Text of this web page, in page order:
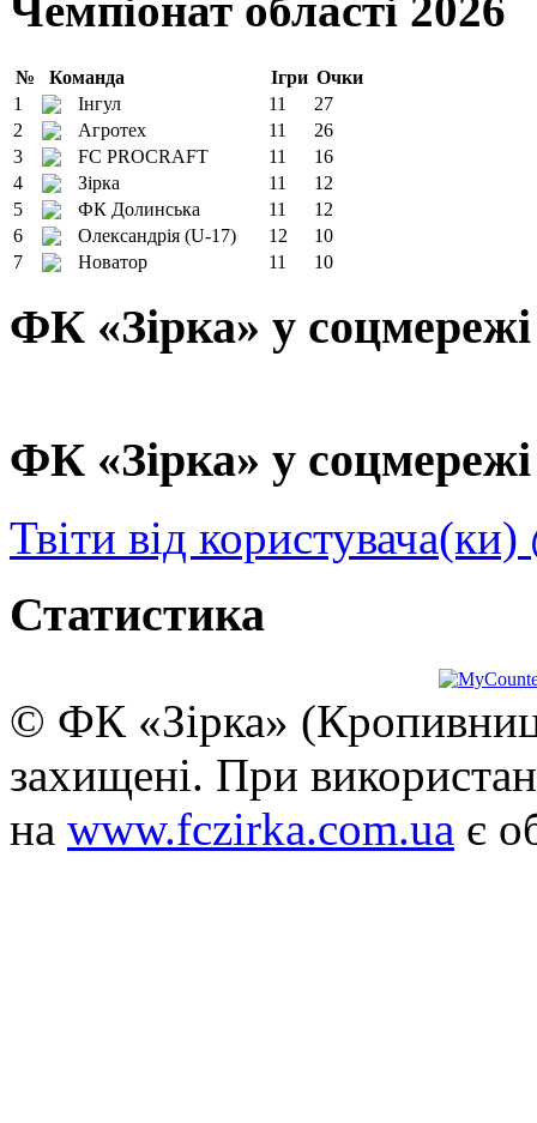
Чемпіонат області 2026
№ Команда Ігри Очки
1
Інгул 11
27
2
Агротех 11
26
3
FC PROCRAFT 11
16
4
Зірка 11
12
5
ФК Долинська 11
12
6
Олександрія (U-17) 12
10
7
Новатор 11 10
ФК «Зірка» у
ФК «Зірка» у
Твіти від
Статистика
© ФК «Зірка»
захищені. При
на www.fczirka.com.ua є